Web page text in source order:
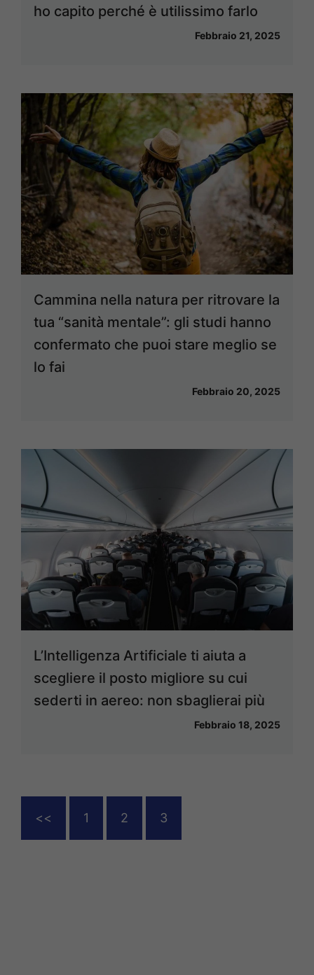
ho capito perché è utilissimo farlo
Febbraio 21, 2025
Cammina nella natura per ritrovare la
tua “sanità mentale”: gli studi hanno
confermato che puoi stare meglio se
lo fai
Febbraio 20, 2025
L’Intelligenza Artificiale ti aiuta a
scegliere il posto migliore su cui
sederti in aereo: non sbaglierai più
Febbraio 18, 2025
<< 1 2 3